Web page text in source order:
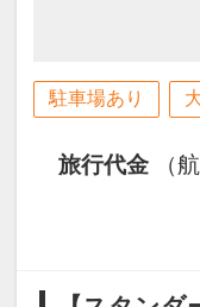
駐車場あり
旅行代金
（